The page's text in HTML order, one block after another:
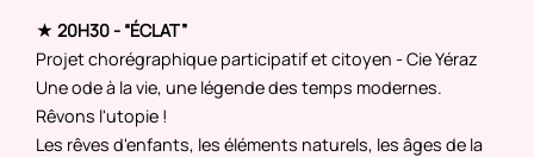
★ 20H30 - “ÉCLAT”
Projet chorégraphique participatif et citoyen - Cie Yéraz
Une ode à la vie, une légende des temps modernes.
Rêvons l'utopie !
Les rêves d'enfants, les éléments naturels, les âges de la